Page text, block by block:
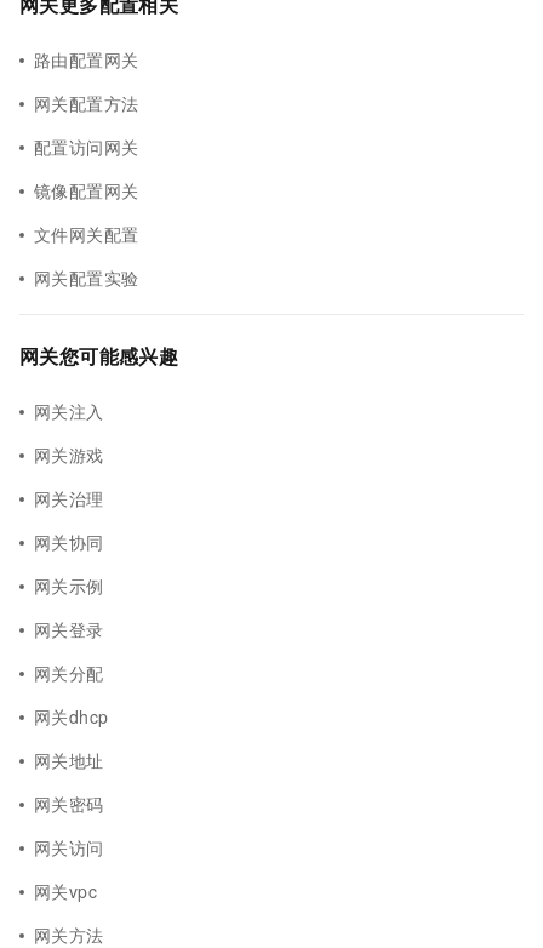
路由配置网关
网关配置方法
配置访问网关
镜像配置网关
文件网关配置
网关配置实验
网关您可能感兴趣
网关注入
网关游戏
网关治理
网关协同
网关示例
网关登录
网关分配
网关dhcp
网关地址
网关密码
网关访问
网关vpc
网关方法